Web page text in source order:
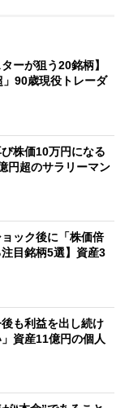
ーが狙う20銘柄】
」90歳現役トレーダ
び株価10万円になる
円超のサラリーマン
ョック後に「株価倍
目銘柄5選】資産3
後も利益を出し続け
資産11億円の個人